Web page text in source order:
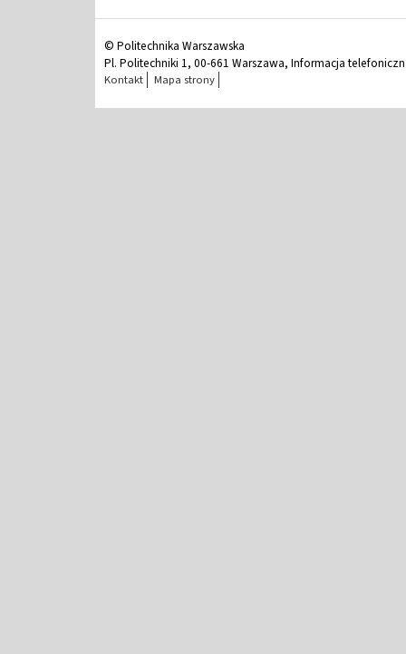
© Politechnika Warszawska
Pl. Politechniki 1, 00-661 Warszawa, Informacja
Kontakt Mapa strony